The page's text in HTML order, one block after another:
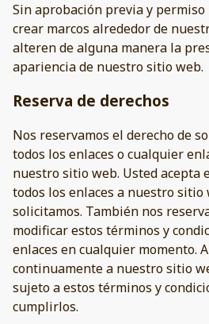
Sin aprobación previa y
crear marcos alrededor de
alteren de alguna manera la
apariencia de nuestro sitio web.
Reserva de derechos
Nos reservamos el derecho de
todos los enlaces o cualquier
nuestro sitio web. Usted acepta
todos los enlaces a nuestro sitio
solicitamos. También nos
modificar estos términos y
enlaces en cualquier momento.
continuamente a nuestro sitio
sujeto a estos términos y
cumplirlos.